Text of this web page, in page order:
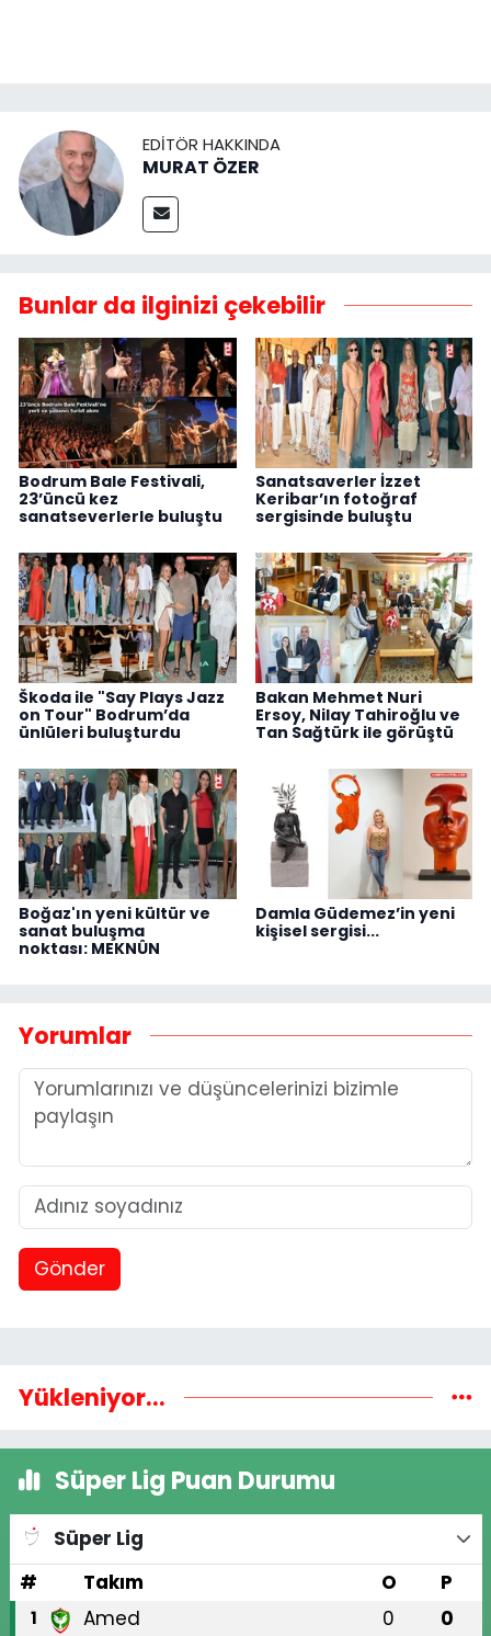
EDITÖR HAKKINDA
MURAT ÖZER
Bunlar da ilginizi çekebilir
Bodrum Bale Festivali,
23’üncü kez
sanatseverlerle buluştu
Sanatsaverler İzzet
Keribar’ın fotoğraf
sergisinde buluştu
Škoda ile "Say Plays Jazz
on Tour" Bodrum’da
ünlüleri buluşturdu
Bakan Mehmet Nuri
Ersoy, Nilay Tahiroğlu ve
Tan Sağtürk ile görüştü
Boğaz'ın yeni kültür ve
sanat buluşma
noktası: MEKNÛN
Damla Güdemez’in yeni
kişisel sergisi...
Yorumlar
Gönder
Yükleniyor...
Süper Lig Puan Durumu
Süper Lig
#
Takım O P
1 Amed 0 0